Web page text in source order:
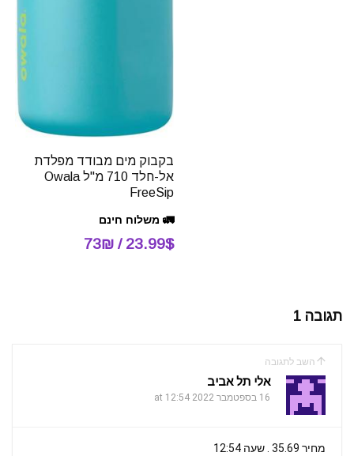
בקבוק מים מבודד מפלדת
אל-חלד 710 מ"ל Owala
FreeSip
🚛 משלוח חינם
23.99$ / 73₪
תגובה 1
השב לתגובה
אלי תל אביב
16 בספטמבר 2022 at 12:54
מחיר 35.69 . שעה 12:54